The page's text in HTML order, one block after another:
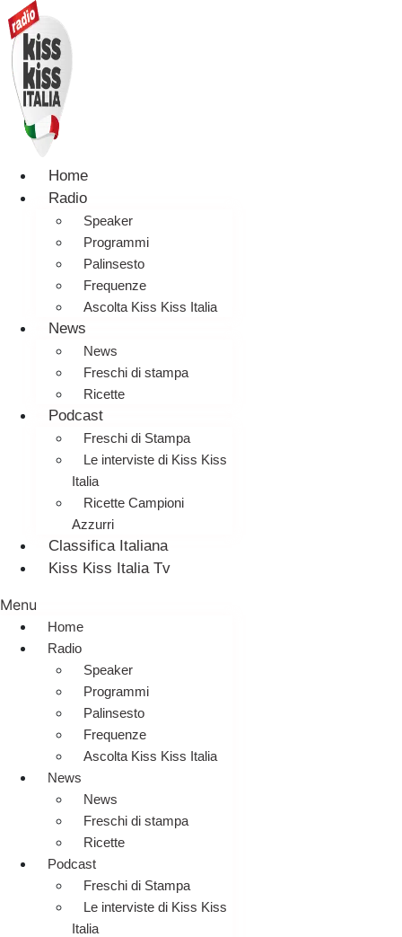
Home
Radio
Speaker
Programmi
Palinsesto
Frequenze
Ascolta Kiss Kiss Italia
News
News
Freschi di stampa
Ricette
Podcast
Freschi di Stampa
Le interviste di Kiss Kiss
Italia
Ricette Campioni
Azzurri
Classifica Italiana
Kiss Kiss Italia Tv
Menu
Home
Radio
Speaker
Programmi
Palinsesto
Frequenze
Ascolta Kiss Kiss Italia
News
News
Freschi di stampa
Ricette
Podcast
Freschi di Stampa
Le interviste di Kiss Kiss
Italia